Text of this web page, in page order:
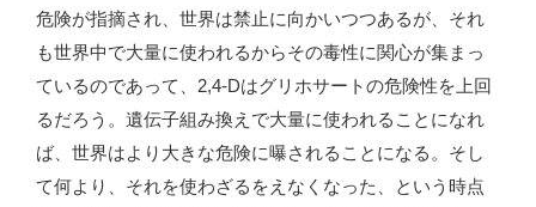
危険が指摘され、世界は禁止に向かいつつあるが、それ
も世界中で大量に使われるからその毒性に関心が集まっ
ているのであって、2,4-Dはグリホサートの危険性を上回
るだろう。遺伝子組み換えで大量に使われることになれ
ば、世界はより大きな危険に曝されることになる。そし
て何より、それを使わざるをえなくなった、という時点